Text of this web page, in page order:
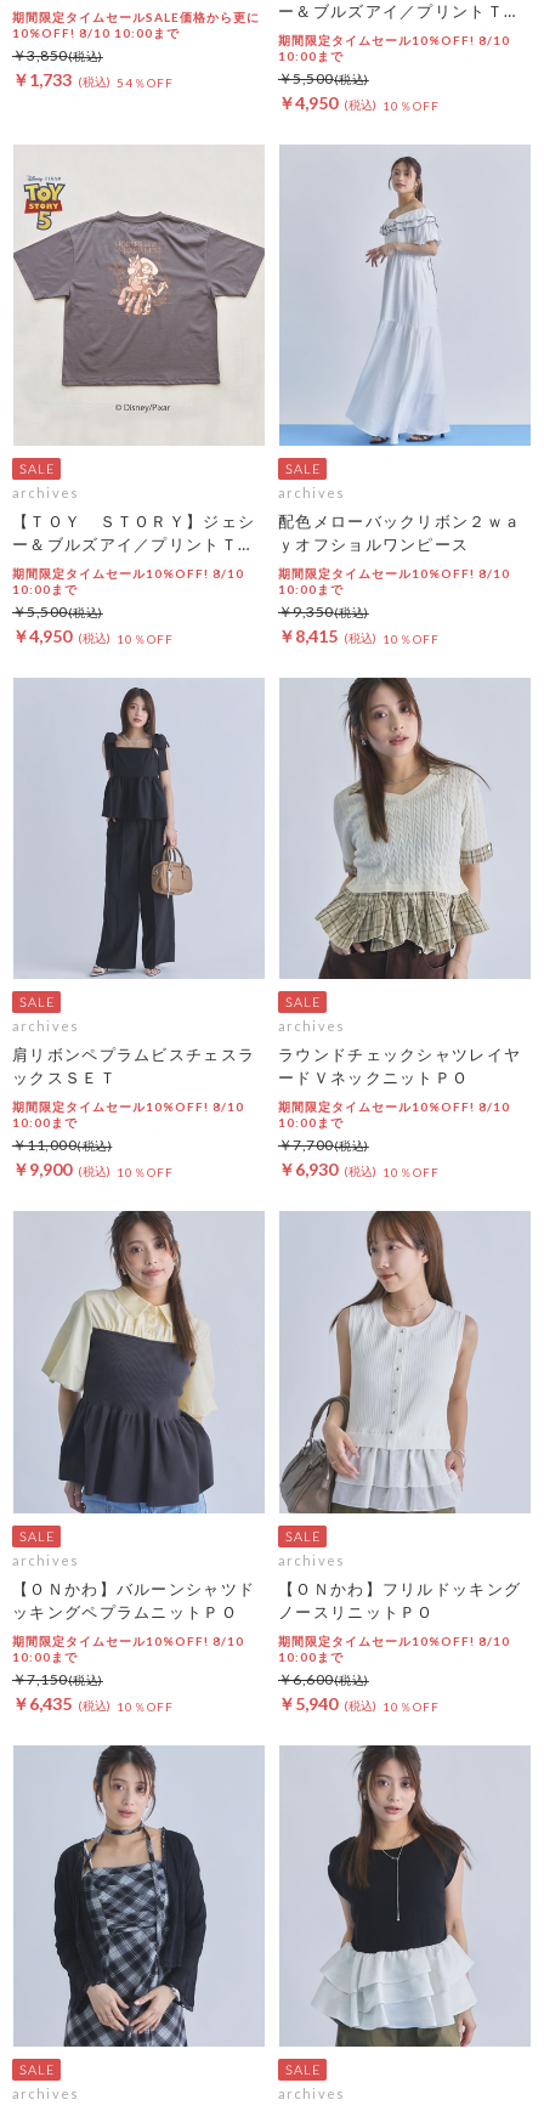
期間限定タイムセールSALE価格から更に
10%OFF! 8/10 10:00まで
￥1,733 54％OFF
￥3,850
ー＆ブルズアイ／プリントＴオ
フ
期間限定タイムセール10%OFF! 8/10
10:00まで
￥4,950 10％OFF
￥5,500
archives
【ＴＯＹ ＳＴＯＲＹ】ジェシ
ー＆ブルズアイ／プリントＴチ
ャコール
期間限定タイムセール10%OFF! 8/10
10:00まで
￥4,950 10％OFF
￥5,500
archives
配色メローバックリボン２ｗａ
ｙオフショルワンピース
期間限定タイムセール10%OFF! 8/10
10:00まで
￥8,415 10％OFF
￥9,350
archives
肩リボンペプラムビスチェスラ
ックスＳＥＴ
期間限定タイムセール10%OFF! 8/10
10:00まで
￥9,900 10％OFF
￥11,000
archives
ラウンドチェックシャツレイヤ
ードＶネックニットＰＯ
期間限定タイムセール10%OFF! 8/10
10:00まで
￥6,930 10％OFF
￥7,700
archives
【ＯＮかわ】バルーンシャツド
ッキングペプラムニットＰＯ
期間限定タイムセール10%OFF! 8/10
10:00まで
￥6,435 10％OFF
￥7,150
archives
【ＯＮかわ】フリルドッキング
ノースリニットＰＯ
期間限定タイムセール10%OFF! 8/10
10:00まで
￥5,940 10％OFF
￥6,600
archives archives